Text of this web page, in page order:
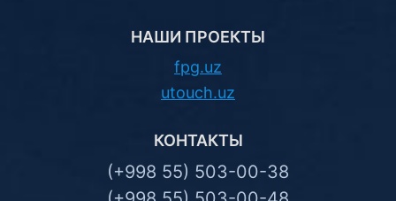
НАШИ ПРОЕКТЫ
fpg.uz
utouch.uz
КОНТАКТЫ
(+998 55) 503-00-38